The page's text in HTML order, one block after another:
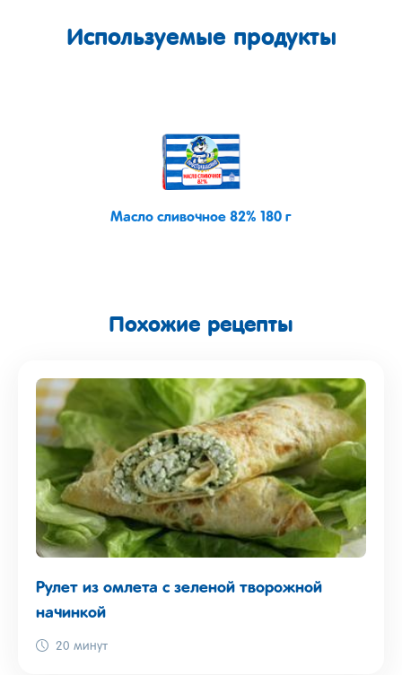
Используемые продукты
Масло сливочное 82% 180 г
Похожие рецепты
Рулет из омлета с зеленой творожной
начинкой
20 минут